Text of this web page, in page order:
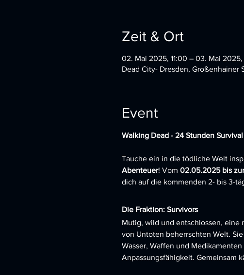
Zeit & Ort
02. Mai 2025, 11:00 – 03. Mai 2025,
Dead City- Dresden, Großenhainer
Event
Walking Dead - 24 Stunden
Tauche ein in die tödliche Welt
Abenteuer! Vom 02.05.2025 bis
dich auf die kommenden 2- bis 3-
Die Fraktion: Survivors
Mutig, wild und entschlossen, eine
von Untoten beherrschten Welt.
Wasser, Waffen und
Anpassungsfähigkeit. Gemeinsam